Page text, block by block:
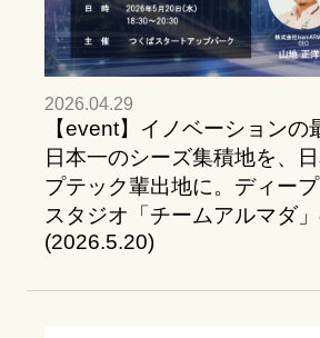
2026.04.29
【event】イノベーションの
日本一のシーズ集積地を、
プテック輩出地に。ディー
スタジオ「チームアルマダ
(2026.5.20)